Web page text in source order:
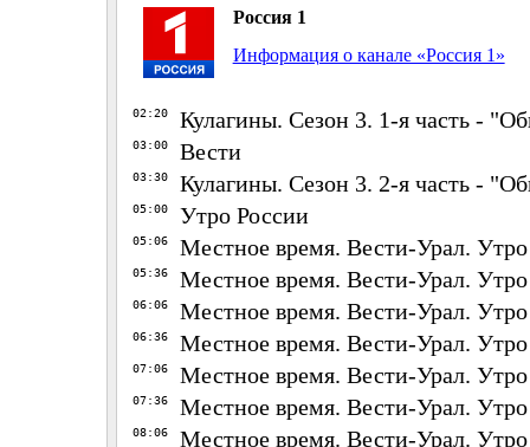
Россия 1
Информация о канале «Россия 1»
02:20 Кулагины. Сезон 3. 1-я часть -
03:00 Вести
03:30 Кулагины. Сезон 3. 2-я часть -
05:00 Утро России
05:06 Местное время. Вести-Урал. Утро
05:36 Местное время. Вести-Урал. Утро
06:06 Местное время. Вести-Урал. Утро
06:36 Местное время. Вести-Урал. Утро
07:06 Местное время. Вести-Урал. Утро
07:36 Местное время. Вести-Урал. Утро
08:06 Местное время. Вести-Урал. Утро